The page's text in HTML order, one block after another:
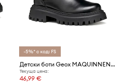
-5%* с код: FS
Детски боти Geox MAQUINNENS
Текуща цена:
46,99 €